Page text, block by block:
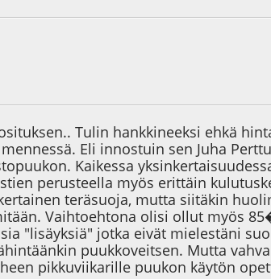
Tulin hankkineeksi ehkä
Eli innostuin sen Juha
Kaikessa
perusteella myös erittäin
teräsuoja, mutta siitäkin
Vaihtoehtona olisi ollut myös
"lisäyksiä" jotka eivät mielestäni
puukkoveitsen. Mutta
pikkuviikarille puukon käytön